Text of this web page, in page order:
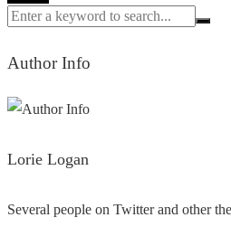
Author Info
Lorie Logan
Several people on Twitter and other